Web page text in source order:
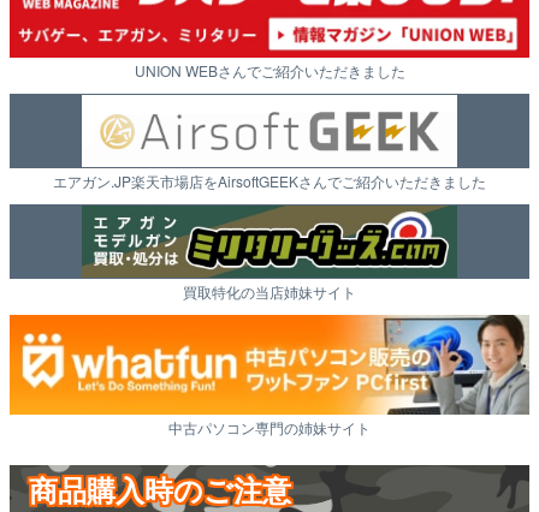
UNION WEBさんでご紹介いただきました
エアガン.JP楽天市場店をAirsoftGEEKさんでご紹介いただきました
買取特化の当店姉妹サイト
中古パソコン専門の姉妹サイト
商品購入時のご注意